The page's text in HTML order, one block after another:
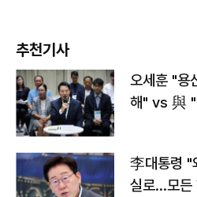
추천기사
오세훈 "용
해" vs 與 "
李대통령 "
실로…모든